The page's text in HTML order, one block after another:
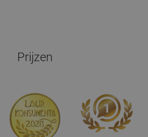
Prijzen